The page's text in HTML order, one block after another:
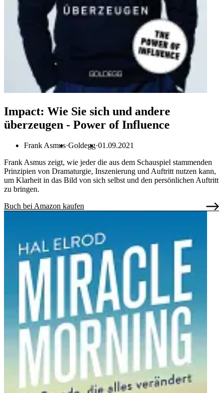
Impact: Wie Sie sich und andere
überzeugen - Power of Influence
Frank Asmus Goldegg 01.09.2021
Frank Asmus zeigt, wie jeder die aus dem Schauspiel stammenden
Prinzipien von Dramaturgie, Inszenierung und Auftritt nutzen kann,
um Klarheit in das Bild von sich selbst und den persönlichen Auftritt
zu bringen.
Buch bei Amazon kaufen